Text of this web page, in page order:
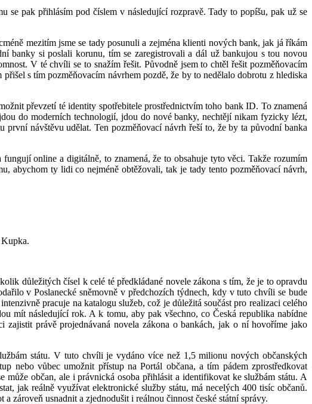
se pak přihlásím pod číslem v následující rozpravě. Tady to popíšu, pak už se
mezitím jsme se tady posunuli a zejména klienti nových bank, jak já říkám
banky si poslali korunu, tím se zaregistrovali a dál už bankujou s tou novou
V té chvíli se to snažím řešit. Původně jsem to chtěl řešit pozměňovacím
s tím pozměňovacím návrhem pozdě, že by to nedělalo dobrotu z hlediska
převzetí té identity spotřebitele prostřednictvím toho bank ID. To znamená
do moderních technologií, jdou do nové banky, nechtějí nikam fyzicky lézt,
návštěvu udělat. Ten pozměňovací návrh řeší to, že by ta původní banka
online a digitálně, to znamená, že to obsahuje tyto věci. Takže rozumím
abychom ty lidi co nejméně obtěžovali, tak je tady tento pozměňovací návrh,
Kupka.
důležitých čísel k celé té předkládané novele zákona s tím, že je to opravdu
v Poslanecké sněmovně v předchozích týdnech, kdy v tuto chvíli se bude
pracuje na katalogu služeb, což je důležitá součást pro realizaci celého
mít následující rok. A k tomu, aby pak všechno, co Česká republika nabídne
právě projednávaná novela zákona o bankách, jak o ní hovoříme jako
státu. V tuto chvíli je vydáno více než 1,5 milionu nových občanských
nebo vůbec umožnit přístup na Portál občana, a tím pádem zprostředkovat
občan, ale i právnická osoba přihlásit a identifikovat ke službám státu. A
jak reálně využívat elektronické služby státu, má necelých 400 tisíc občanů.
zároveň usnadnit a zjednodušit i reálnou činnost české státní správy.